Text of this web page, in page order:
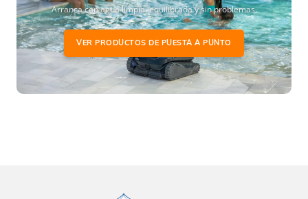
Arranca con agua limpia, equilibrada y sin problemas.
VER PRODUCTOS DE PUESTA A PUNTO